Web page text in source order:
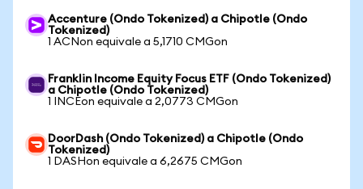
Accenture (Ondo Tokenized) a Chipotle (Ondo
Tokenized)
1 ACNon equivale a 5,1710 CMGon
Franklin Income Equity Focus ETF (Ondo Tokenized)
a Chipotle (Ondo Tokenized)
1 INCEon equivale a 2,0773 CMGon
DoorDash (Ondo Tokenized) a Chipotle (Ondo
Tokenized)
1 DASHon equivale a 6,2675 CMGon